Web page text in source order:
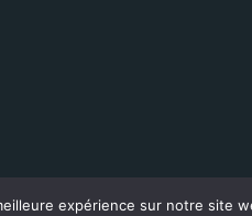
expérience sur notre site